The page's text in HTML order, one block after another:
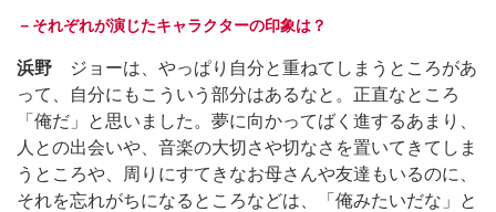
－それぞれが演じたキャラクターの印象は？
浜野 ジョーは、やっぱり自分と重ねてしまうところがあ
って、自分にもこういう部分はあるなと。正直なところ
「俺だ」と思いました。夢に向かってばく進するあまり、
人との出会いや、音楽の大切さや切なさを置いてきてしま
うところや、周りにすてきなお母さんや友達もいるのに、
それを忘れがちになるところなどは、「俺みたいだな」と